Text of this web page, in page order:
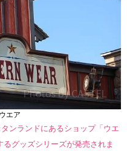
エア
ンランドにあるショップ「ウエ
グッズシリーズが発売されま